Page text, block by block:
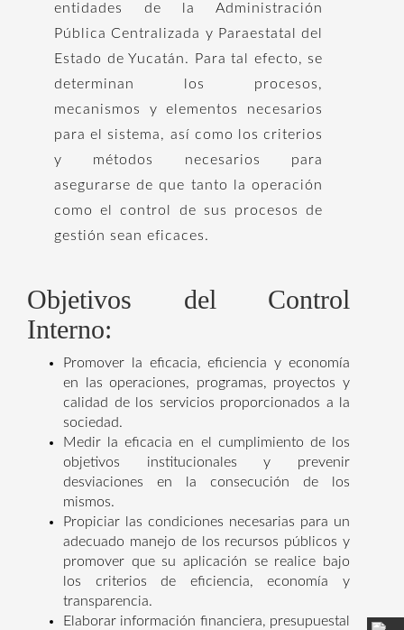
entidades de la Administración
Pública Centralizada y Paraestatal del
Estado de Yucatán. Para tal efecto, se
determinan los procesos,
mecanismos y elementos necesarios
para el sistema, así como los criterios
y métodos necesarios para
asegurarse de que tanto la operación
como el control de sus procesos de
gestión sean eficaces.
Objetivos del Control
Interno:
Promover la eficacia, eficiencia y economía
en las operaciones, programas, proyectos y
calidad de los servicios proporcionados a la
sociedad.
Medir la eficacia en el cumplimiento de los
objetivos institucionales y prevenir
desviaciones en la consecución de los
mismos.
Propiciar las condiciones necesarias para un
adecuado manejo de los recursos públicos y
promover que su aplicación se realice bajo
los criterios de eficiencia, economía y
transparencia.
Elaborar información financiera, presupuestal